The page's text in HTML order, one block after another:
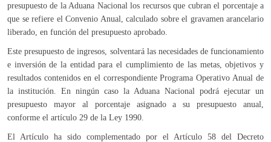
presupuesto de la Aduana Nacional los recursos que cubran el porcentaje a
que se refiere el Convenio Anual, calculado sobre el gravamen arancelario
liberado, en función del presupuesto aprobado.
Este presupuesto de ingresos, solventará las necesidades de funcionamiento
e inversión de la entidad para el cumplimiento de las metas, objetivos y
resultados contenidos en el correspondiente Programa Operativo Anual de
la institución. En ningún caso la Aduana Nacional podrá ejecutar un
presupuesto mayor al porcentaje asignado a su presupuesto anual,
conforme el artículo 29 de la Ley 1990.
El Artículo ha sido complementado por el Artículo 58 del Decreto